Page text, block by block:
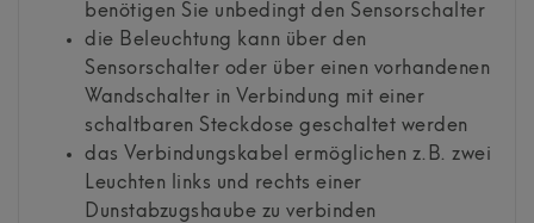
benötigen Sie unbedingt den Sensorschalter
die Beleuchtung kann über den
Sensorschalter oder über einen vorhandenen
Wandschalter in Verbindung mit einer
schaltbaren Steckdose geschaltet werden
das Verbindungskabel ermöglichen z.B. zwei
Leuchten links und rechts einer
Dunstabzugshaube zu verbinden